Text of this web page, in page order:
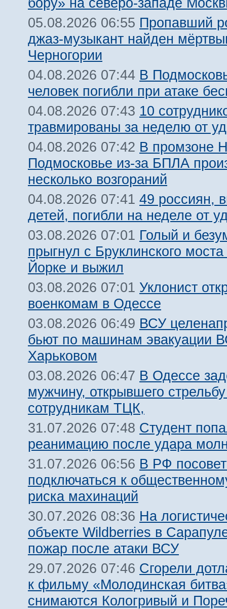
05.08.2026 06:55 Пропавший
джаз-музыкант найден
Черногории
04.08.2026 07:44 В
человек погибли при атаке
04.08.2026 07:43 10
травмированы за неделю от
04.08.2026 07:42 В промзоне
Подмосковье из-за БПЛА
несколько возгораний
04.08.2026 07:41 49 россиян,
детей, погибли на неделе от
03.08.2026 07:01 Голый и
прыгнул с Бруклинского
Йорке и выжил
03.08.2026 07:01 Уклонист
военкомам в Одессе
03.08.2026 06:49 ВСУ
бьют по машинам эвакуации
Харьковом
03.08.2026 06:47 В Одессе
мужчину, открывшего
сотрудникам ТЦК,
31.07.2026 07:48 Студент
реанимацию после удара
31.07.2026 06:56 В РФ
подключаться к
риска махинаций
30.07.2026 08:36 На
объекте Wildberries в
пожар после атаки ВСУ
29.07.2026 07:46 Сгорели
к фильму «Молодинская
снимаются Кологривый и